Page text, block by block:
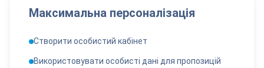
Максимальна персоналізація
Створити особистий кабінет
Використовувати особисті дані для пропозицій